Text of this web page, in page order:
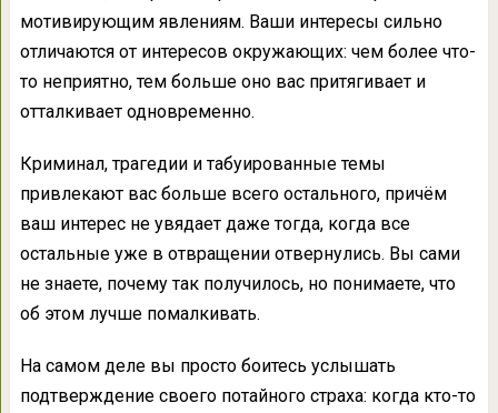
мотивирующим явлениям. Ваши интересы сильно
отличаются от интересов окружающих: чем более что-
то неприятно, тем больше оно вас притягивает и
отталкивает одновременно.
Криминал, трагедии и табуированные темы
привлекают вас больше всего остального, причём
ваш интерес не увядает даже тогда, когда все
остальные уже в отвращении отвернулись. Вы сами
не знаете, почему так получилось, но понимаете, что
об этом лучше помалкивать.
На самом деле вы просто боитесь услышать
подтверждение своего потайного страха: когда кто-то